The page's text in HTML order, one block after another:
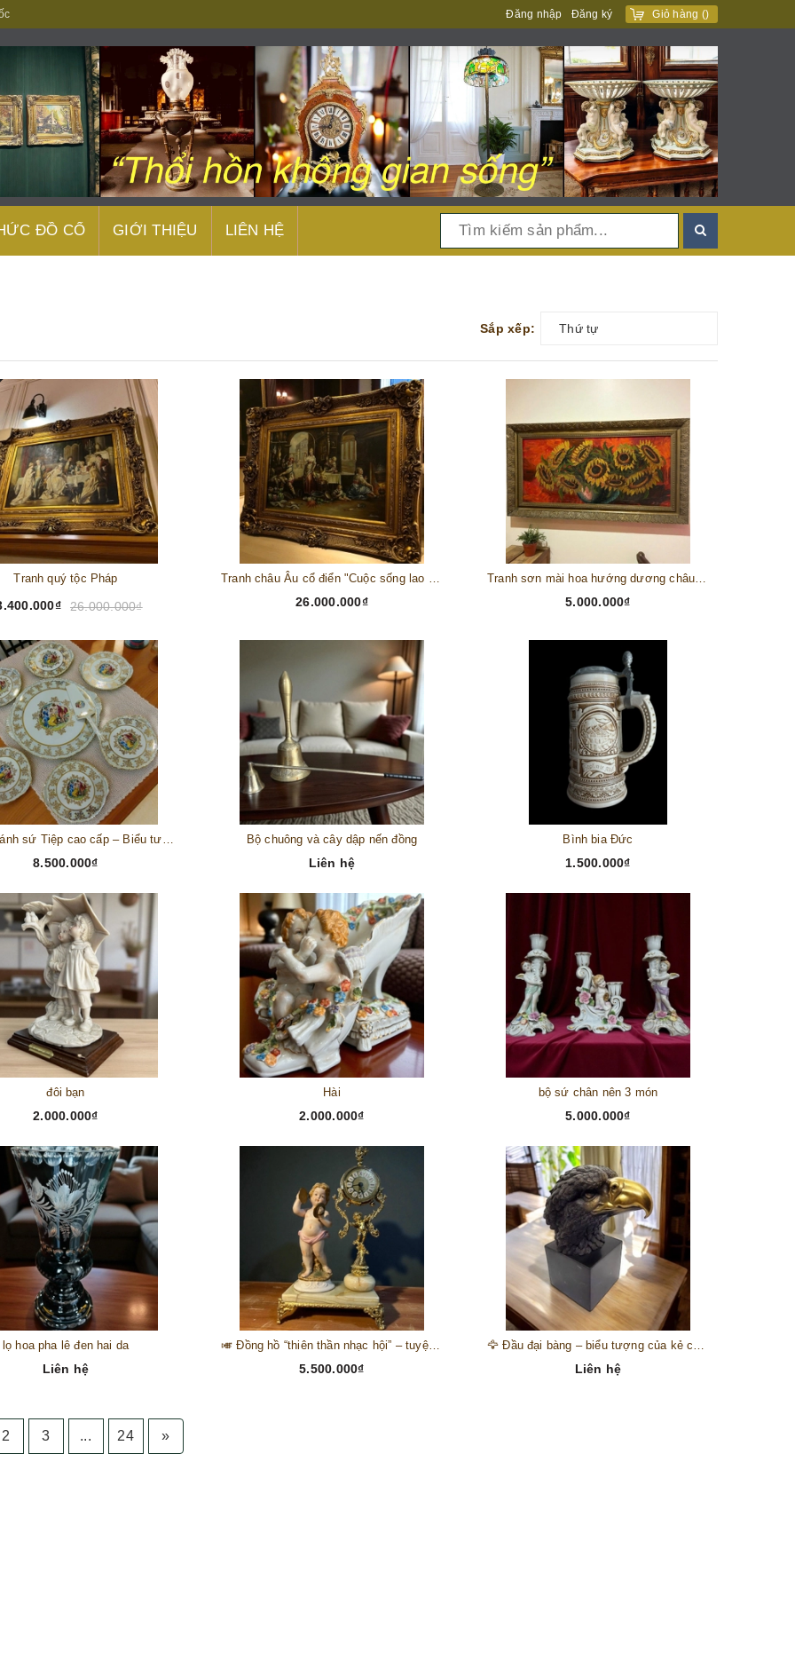
Đăng nhập Đăng ký Giỏ hàng ()
ĐỒ CỔ GIỚI THIỆU LIÊN HỆ
Sắp xếp: Thứ tự
Tranh quý tộc Pháp
26.000.000₫ 26.000.000₫ 5.000.000₫
8.500.000₫
Bộ chuông và cây dập nến đồng
Liên hệ
Bình bia Đức
1.500.000₫
đôi bạn
2.000.000₫
Hài
2.000.000₫
bộ sứ chân nên 3 món
5.000.000₫
lọ hoa pha lê đen hai da
Liên hệ
🎺 Đồng hồ “thiên thần nhạc hội” – tuyệt mỹ phẩm trang trí phong cách hoàng gia 🎼
5.500.000₫ Liên hệ
2 3 ... 24 »